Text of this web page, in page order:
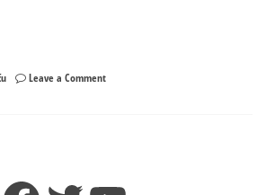
Leave a Commenton
položeni